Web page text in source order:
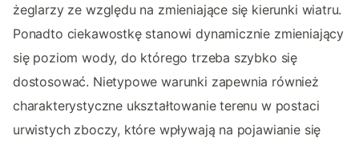
żeglarzy ze względu na zmieniające się kierunki wiatru.
Ponadto ciekawostkę stanowi dynamicznie zmieniający
się poziom wody, do którego trzeba szybko się
dostosować. Nietypowe warunki zapewnia również
charakterystyczne ukształtowanie terenu w postaci
urwistych zboczy, które wpływają na pojawianie się